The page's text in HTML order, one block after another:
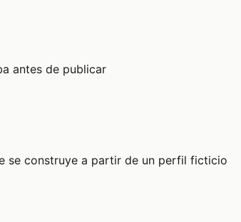
antes de publicar
se construye a partir de un perfil ficticio